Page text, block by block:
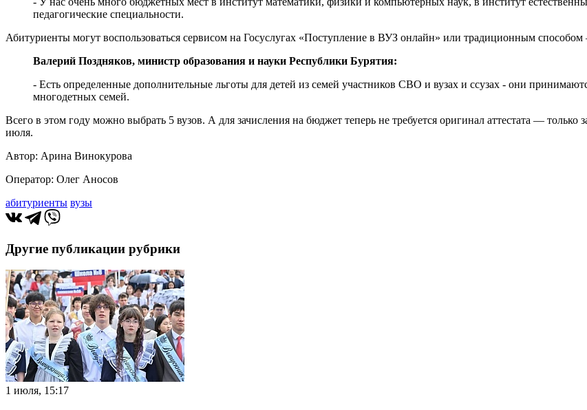
педагогические специальности.
Абитуриенты могут воспользоваться сервисом на Госуслугах «Поступление в ВУЗ онлайн» или традиционным
Валерий Поздняков, министр образования и науки Республики Бурятия:
- Есть определенные дополнительные льготы для детей из семей участников СВО и вузах и ссузах - они
многодетных семей.
Всего в этом году можно выбрать 5 вузов. А для зачисления на бюджет теперь не требуется оригинал аттестата —
июля.
Автор: Арина Винокурова
Оператор: Олег Аносов
абитуриенты вузы
Другие публикации рубрики
1 июля, 15:17